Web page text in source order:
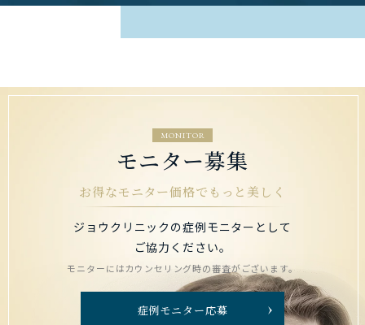
MONITOR
モニター募集
お得なモニター価格でもっと美しく
ジョウクリニックの症例モニターとして
ご協力ください。
モニターにはカウンセリング時の審査がございます。
症例モニター応募